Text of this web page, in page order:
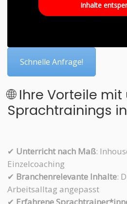
Inhalte
Schnelle Anfrage!
🌐 Ihre Vorteile
Sprachtrainings
✔ Unterricht nach Maß:
Einzelcoaching
✔ Branchenrelevante Inhalte:
Arbeitsalltag angepasst
✔ Erfahrene